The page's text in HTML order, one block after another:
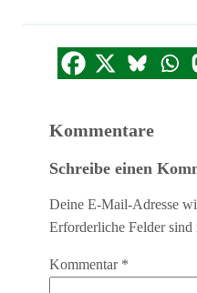
Kommentare
Schreibe einen
Deine E-Mail-Adresse
Erforderliche Felder sind
Kommentar *